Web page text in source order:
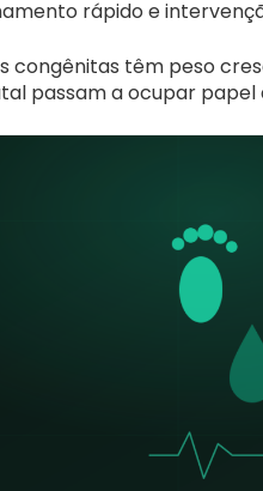
rápido e
congênitas têm peso
passam a ocupar